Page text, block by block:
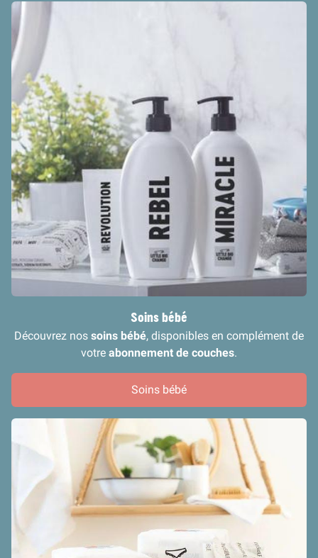
Soins bébé
Découvrez nos soins bébé, disponibles en complément de
votre abonnement de couches.
Soins bébé